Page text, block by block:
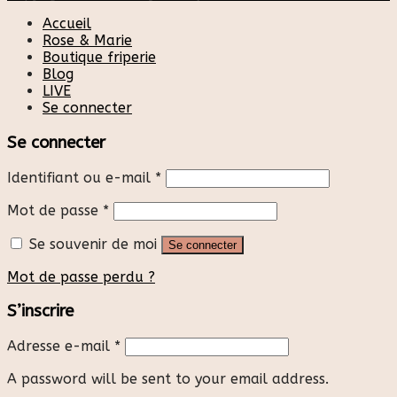
Accueil
Rose & Marie
Boutique friperie
Blog
LIVE
Se connecter
Se connecter
Identifiant ou e-mail *
Mot de passe *
Se souvenir de moi
Se connecter
Mot de passe perdu ?
S’inscrire
Adresse e-mail *
A password will be sent to your email address.